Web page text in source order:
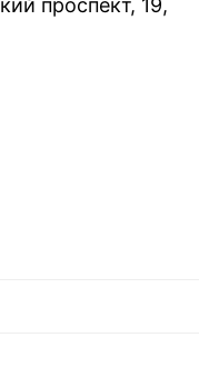
проспект, 19,